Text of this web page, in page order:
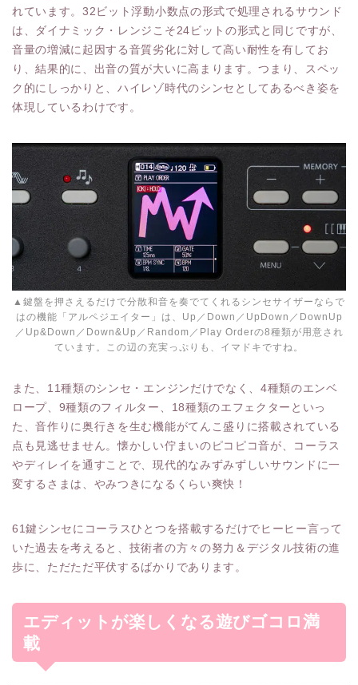
れています。32ビット浮動小数点の形式で処理されるサウンド
は、ダイナミック・レンジこそ24ビットの形式と同じですが、
音量の増減に起因する音質劣化に対して高い耐性を有してお
り、結果的に、出音の質が大いに高まります。つまり、スペッ
ク的にしっかりと、ハイレゾ時代のシンセとしてあるべき姿を
体現しているわけです。
▲鍵盤を押さえるだけで分散和音を奏でてくれるシンセサイザーならで
はの機能「アルペジエイター」は、Up／Down／UpDown／DownUp
／Up&Down／Down&Up／Random／Play Orderの8種類が用意され
ています。この辺の充実っぷりも、イマドキですね。
また、11種類のシンセ・エンジンだけでなく、4種類のエンベ
ロープ、9種類のフィルター、18種類のエフェクターといっ
た、音作りに奥行きを生む機能がてんこ盛りに搭載されている
点も見逃せません。懐かしい佇まいのピコピコ音が、コーラス
やディレイを通すことで、現代的なみずみずしいサウンドに一
変するさまは、やみつきになるくらい爽快！
61鍵シンセにコーラスひとつを搭載するだけでヒーヒー言って
いた過去を考えると、技術者の方々の努力＆デジタル技術の進
歩に、ただただ平伏するばかりであります。
エディットが楽しくなる遊びゴコロ満
載